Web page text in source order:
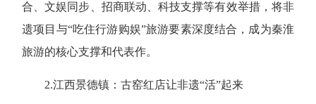
合、文娱同步、招商联动、科技支撑等有效举措，将非
遗项目与“吃住行游购娱”旅游要素深度结合，成为秦淮
旅游的核心支撑和代表作。
2.江西景德镇：古窑红店让非遗“活”起来